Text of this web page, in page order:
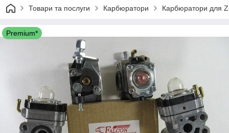
Товари та послуги Карбюратори Карбюратори для
Premium*